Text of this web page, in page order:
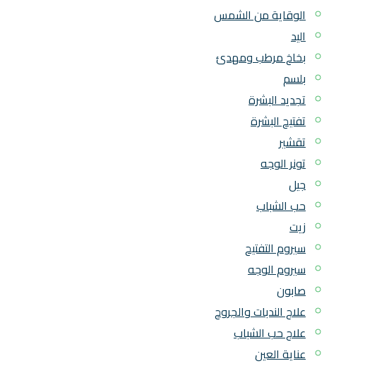
الوقاية من الشمس
اليد
بخاخ مرطب ومهدئ
بلسم
تجديد البشرة
تفتيح البشرة
تقشير
تونر الوجه
جيل
حب الشباب
زيت
سيروم التفتيح
سيروم الوجه
صابون
علاج الندبات والجروح
علاج حب الشباب
عناية العين